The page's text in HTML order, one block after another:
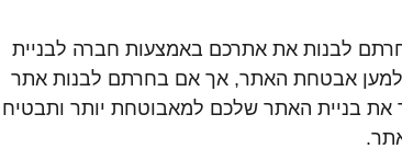
לבנות את אתרכם באמצעות חברה לבניית
אבטחת האתר, אך אם בחרתם לבנות אתר
את בניית האתר שלכם למאבוטחת יותר ותבטיח